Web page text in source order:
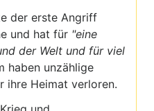
der erste Angriff
und hat für "eine
der Welt und für viel
haben unzählige
ihre Heimat verloren.